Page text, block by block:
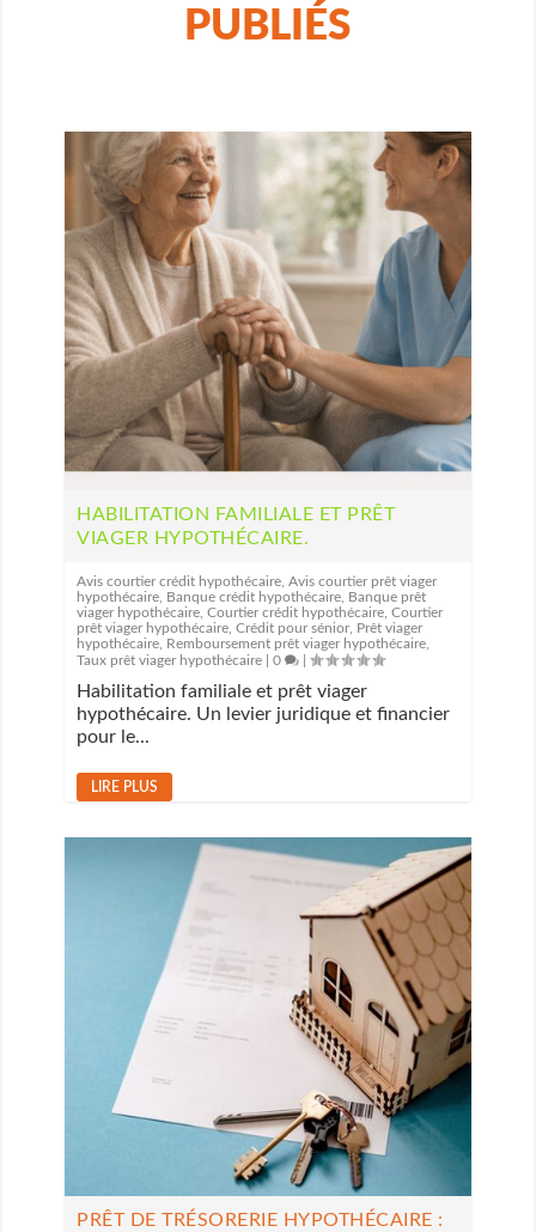
HABILITATION FAMILIALE ET PRÊT
VIAGER HYPOTHÉCAIRE.
Avis courtier crédit hypothécaire ,Avis courtier prêt viager
hypothécaire Banque crédit hypothécaire Banque prêt
viager hypothécaire ,Courtier crédit hypothécaire ,Courtier
prêt viager hypothécaire ,Crédit pour sénior Prêt viager
hypothécaire Remboursement prêt viager hypothécaire
Taux prêt viager hypothécaire |0 |
Habilitation familiale et prêt viager
hypothécaire. Un levier juridique et financier
pour le...
LIRE PLUS
PRÊT DE TRÉSORERIE HYPOTHÉCAIRE :